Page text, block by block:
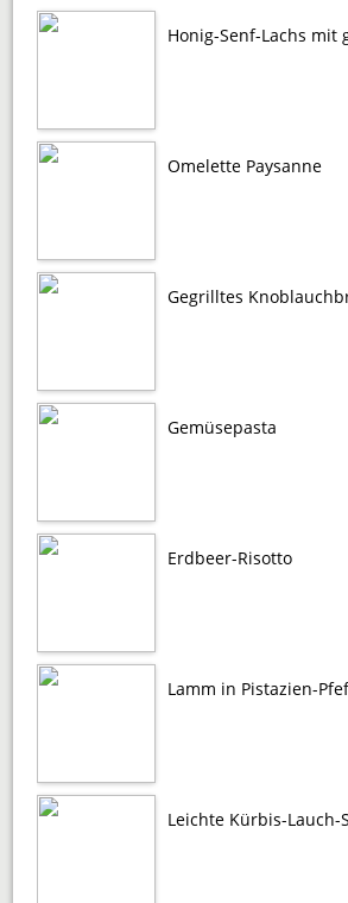
Honig-Senf-Lachs mit
Omelette Paysanne
Gegrilltes
Gemüsepasta
Erdbeer-Risotto
Lamm in Pistazien-
Leichte Kürbis-Lauch-